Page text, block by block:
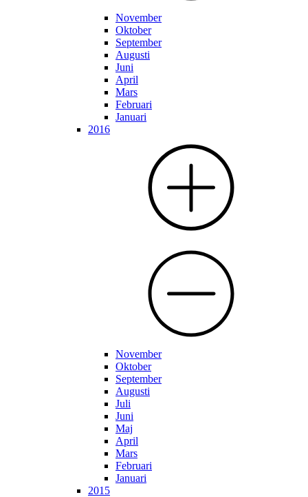
November
Oktober
September
Augusti
Juni
April
Mars
Februari
Januari
2016
November
Oktober
September
Augusti
Juli
Juni
Maj
April
Mars
Februari
Januari
2015